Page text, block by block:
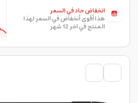
انخفاض حاد في السعر
هذا أقوى أنخفاض في السعر لهذا
المنتج في اخر 12 شهر